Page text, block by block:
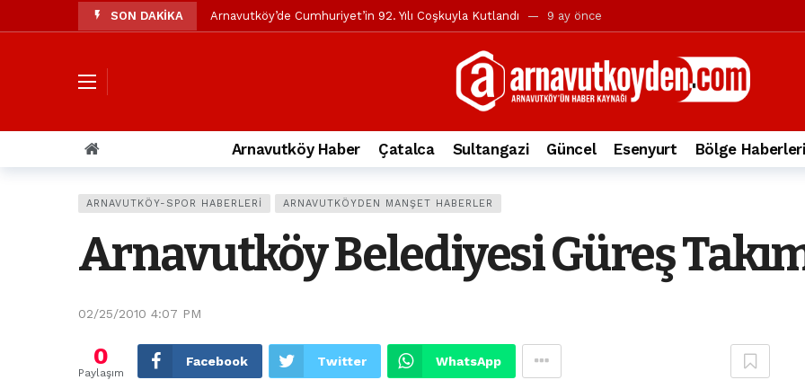
SON DAKİKA Arnavutköy’de Cumhuriyet’in 92. Yılı Coşkuyla Kutlandı 9 ay önce
Özgür Özel’den Arnavutköy Belediyesi’ne ve Mustafa Candaroğlu’na yönelik suçlamalar 10 ay önce
Arnavutköy’ün nüfusu 2024 yılında 344.868’e ulaştı 1 yıl önce
Arnavutköy Taşoluk’ta seyir halindeki otomobil alev alev yandı. 2 yıl önce
Arnavutköy İmrahor Mahallesi sakinleri protesto gösterisi düzenledi 2 yıl önce
Toprak kaydı: 3 hafriyat kamyonu birbirlerinin üzerine devrildi
İstanbul Havalimanı yolundaki kazada, taksideki yolcu öldü 3 yıl önce
Arnavutkoy Belediyesi’ne su baskını tepkisi 3 yıl önce
Arnavutköy Haber Çatalca Sultangazi Güncel Esenyurt Bölge Haberleri
ARNAVUTKÖY-SPOR HABERLERI ARNAVUTKÖYDEN MANŞET HABERLER
Arnavutköy Belediyesi Güreş
02/25/2010 4:07 PM
0
Paylaşım
Facebook Twitter WhatsApp